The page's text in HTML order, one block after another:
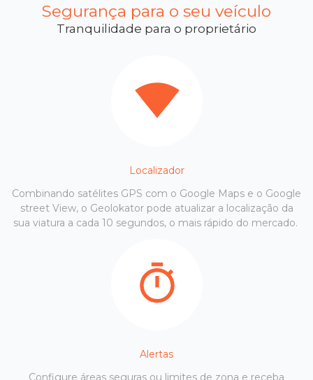
Segurança para o seu veículo
Tranquilidade para o proprietário
Localizador
Combinando satélites GPS com o Google Maps e o Google
street View, o Geolokator pode atualizar a localização da
sua viatura a cada 10 segundos, o mais rápido do mercado.
Alertas
Configure áreas seguras ou limites de zona e receba